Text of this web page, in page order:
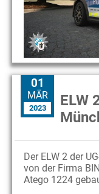
ELW
01
MÄR
2023
Der ELW 2 der
von der Firma
Atego 1224